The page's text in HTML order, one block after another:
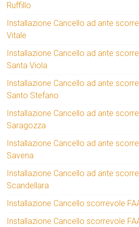
Ruffillo
Installazione Cancello ad ante
Vitale
Installazione Cancello ad ante
Santa Viola
Installazione Cancello ad ante
Santo Stefano
Installazione Cancello ad ante
Saragozza
Installazione Cancello ad ante
Savena
Installazione Cancello ad ante
Scandellara
Installazione Cancello scorrevole
Installazione Cancello scorrevole